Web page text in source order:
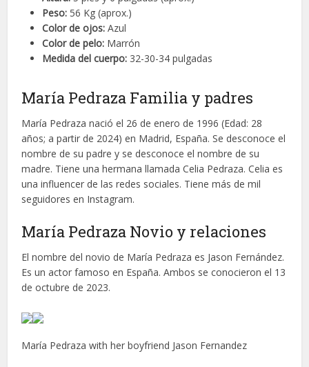
Peso: 56 Kg (aprox.)
Color de ojos: Azul
Color de pelo: Marrón
Medida del cuerpo: 32-30-34 pulgadas
María Pedraza Familia y padres
María Pedraza nació el 26 de enero de 1996 (Edad: 28
años; a partir de 2024) en Madrid, España. Se desconoce el
nombre de su padre y se desconoce el nombre de su
madre. Tiene una hermana llamada Celia Pedraza. Celia es
una influencer de las redes sociales. Tiene más de mil
seguidores en Instagram.
María Pedraza Novio y relaciones
El nombre del novio de María Pedraza es Jason Fernández.
Es un actor famoso en España. Ambos se conocieron el 13
de octubre de 2023.
María Pedraza with her boyfriend Jason Fernandez